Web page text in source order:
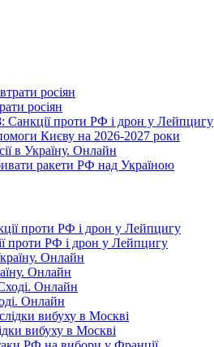
росіян
Санкції проти РФ і дрон у Лейпцигу
Києву на 2026-2027 роки
в Україну. Онлайн
ракети РФ над Україною
проти РФ і дрон у Лейпцигу
Онлайн
Онлайн
вибуху в Москві